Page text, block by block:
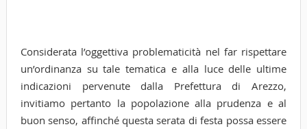
Considerata l’oggettiva problematicità nel far rispettare
un’ordinanza su tale tematica e alla luce delle ultime
indicazioni pervenute dalla Prefettura di Arezzo,
invitiamo pertanto la popolazione alla prudenza e al
buon senso, affinché questa serata di festa possa essere